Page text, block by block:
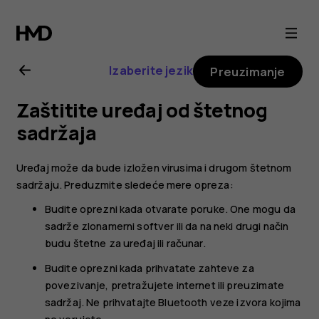
Nokia
G20
uputstvo
za
korisnike
Izaberite jezik Preuzimanje
Zaštitite uređaj od štetnog
sadržaja
Uređaj može da bude izložen virusima i drugom štetnom
sadržaju. Preduzmite sledeće mere opreza:
Budite oprezni kada otvarate poruke. One mogu da
sadrže zlonamerni softver ili da na neki drugi način
budu štetne za uređaj ili računar.
Budite oprezni kada prihvatate zahteve za
povezivanje, pretražujete internet ili preuzimate
sadržaj. Ne prihvatajte Bluetooth veze izvora kojima